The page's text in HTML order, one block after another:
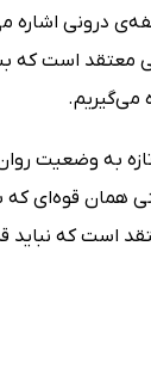
درونی اشاره
معتقد است که
می‌گیریم.
به وضعیت روان
همان قوه‌ای که
است که نباید